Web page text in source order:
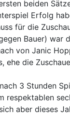
beiden
Erfolg
für die
Bauer)
von Janic
ehe die
3 Stunden
respektablen
aber dieses